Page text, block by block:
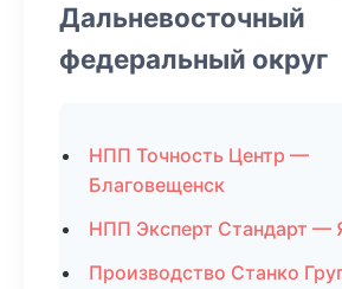
Дальневосточный
федеральный округ
НПП Точность Центр —
Благовещенск
НПП Эксперт Стандарт —
Производство Станко